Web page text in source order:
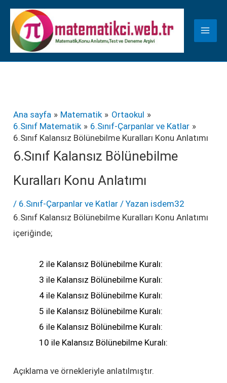
İçeriğe
atla
Ana sayfa Matematik
Ortaokul
6.Sınıf Matematik
6.Sınıf-Çarpanlar ve Katlar
6.Sınıf Kalansız Bölünebilme Kuralları Konu Anlatımı
6.Sınıf Kalansız Bölünebilme
Kuralları Konu Anlatımı
/ 6.Sınıf-Çarpanlar ve Katlar / Yazan isdem32
6.Sınıf Kalansız Bölünebilme Kuralları Konu Anlatımı
içeriğinde;
2 ile Kalansız Bölünebilme Kuralı:
3 ile Kalansız Bölünebilme Kuralı:
4 ile Kalansız Bölünebilme Kuralı:
5 ile Kalansız Bölünebilme Kuralı:
6 ile Kalansız Bölünebilme Kuralı:
10 ile Kalansız Bölünebilme Kuralı:
Açıklama ve örnekleriyle anlatılmıştır.
K
a
t
e
r
i
e
r